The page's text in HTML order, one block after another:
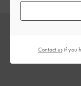
Contact usif you